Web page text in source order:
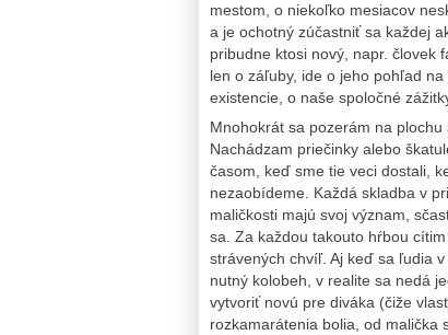
mestom, o niekoľko mesiacov
a je ochotný zúčastniť sa každej
pribudne ktosi nový, napr. človek
len o záľuby, ide o jeho pohľad
existencie, o naše spoločné
Mnohokrát sa pozerám na
Nachádzam priečinky alebo
časom, keď sme tie veci dostali,
nezaobídeme. Každá skladba v
maličkosti majú svoj význam,
sa. Za každou takouto hŕbou
strávených chvíľ. Aj keď sa ľudia
nutný kolobeh, v realite sa nedá
vytvoriť novú pre diváka (čiže
rozkamarátenia bolia, od malička